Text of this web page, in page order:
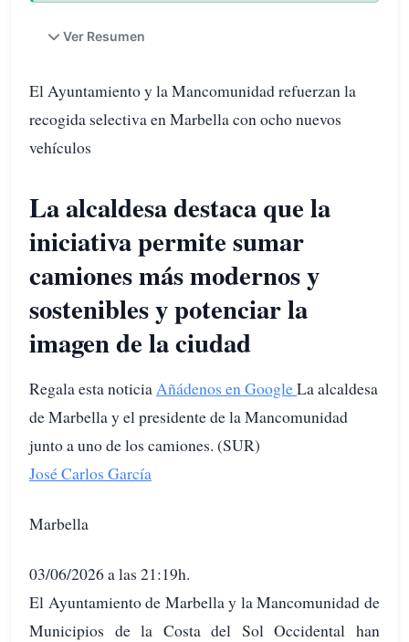
Ver Resumen
El Ayuntamiento y la Mancomunidad refuerzan la
recogida selectiva en Marbella con ocho nuevos
vehículos
La alcaldesa destaca que la
iniciativa permite sumar
camiones más modernos y
sostenibles y potenciar la
imagen de la ciudad
Regala esta noticia Añádenos en GoogleLa alcaldesa
de Marbella y el presidente de la Mancomunidad
junto a uno de los camiones. (SUR)
José Carlos García
Marbella
03/06/2026 a las 21:19h.
El Ayuntamiento de Marbella y la Mancomunidad de
Municipios de la Costa del Sol Occidental han